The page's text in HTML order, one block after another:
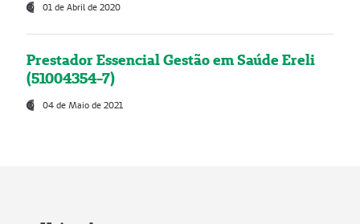
01 de Abril de 2020
Prestador Essencial Gestão em Saúde Ereli
(51004354-7)
04 de Maio de 2021